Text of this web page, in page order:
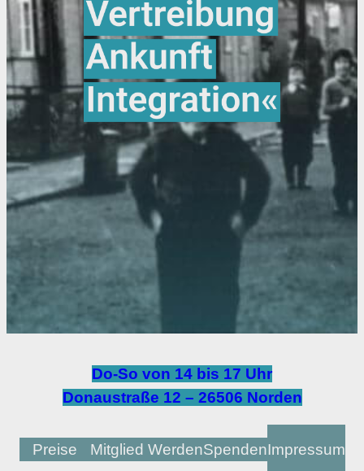
Do-So von 14 bis 17 Uhr
Donaustraße 12 – 26506 Norden
Preise Mitglied WerdenSpendenImpressum